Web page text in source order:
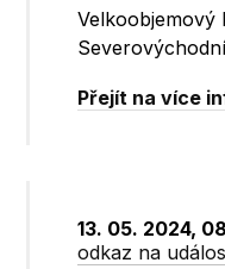
Velkoobjemový
Přejít na více
13. 05. 2024,
odkaz na